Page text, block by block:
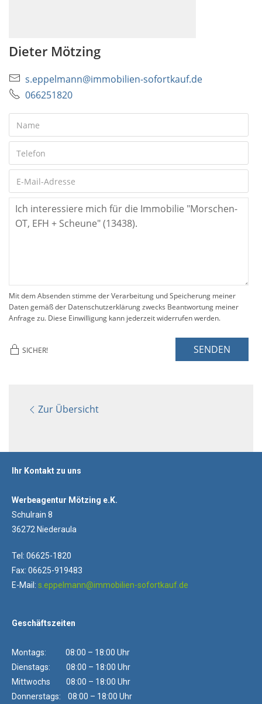
Dieter Mötzing
s.eppelmann@immobilien-sofortkauf.de
066251820
Mit dem Absenden stimme der Verarbeitung und Speicherung meiner
Daten gemäß der Datenschutzerklärung zwecks Beantwortung meiner
Anfrage zu. Diese Einwilligung kann jederzeit widerrufen werden.
SICHER! SENDEN
Zur Übersicht
Ihr Kontakt zu uns
Werbeagentur Mötzing e.K.
Schulrain 8
36272 Niederaula
Tel: 06625-1820
Fax: 06625-919483
E-Mail: s.eppelmann@immobilien-sofortkauf.de
Geschäftszeiten
Montags: 08:00 – 18:00 Uhr
Dienstags: 08:00 – 18:00 Uhr
Mittwochs 08:00 – 18:00 Uhr
Donnerstags: 08:00 – 18:00 Uhr